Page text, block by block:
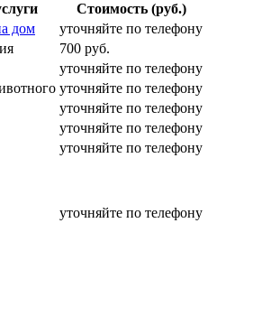
Стоимость (руб.)
дом
уточняйте по телефону
700 руб.
уточняйте по телефону
уточняйте по телефону
уточняйте по телефону
уточняйте по телефону
уточняйте по телефону
уточняйте по телефону